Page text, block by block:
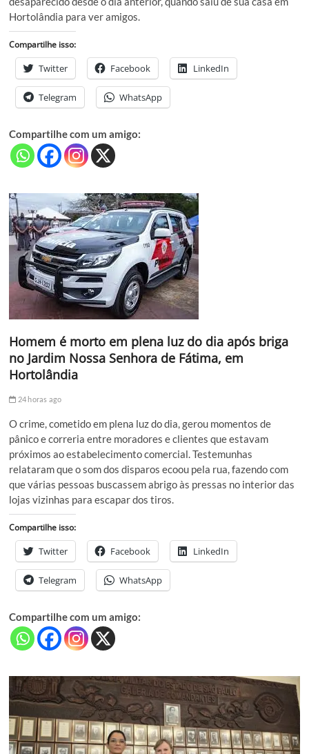
Hortolândia para ver amigos.
Compartilhe isso:
Twitter Facebook LinkedIn
Telegram WhatsApp
Compartilhe com um amigo:
Homem é morto em plena luz do dia após briga
no Jardim Nossa Senhora de Fátima, em
Hortolândia
24 horas ago
O crime, cometido em plena luz do dia, gerou momentos de
pânico e correria entre moradores e clientes que estavam
próximos ao estabelecimento comercial. Testemunhas
relataram que o som dos disparos ecoou pela rua, fazendo com
que várias pessoas buscassem abrigo às pressas no interior das
lojas vizinhas para escapar dos tiros.
Compartilhe isso:
Twitter Facebook LinkedIn
Telegram WhatsApp
Compartilhe com um amigo: